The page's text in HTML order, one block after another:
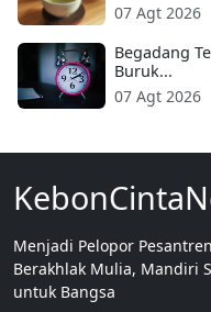
07 Agt 2026
Begadang
Buruk...
07 Agt 2026
Menjadi Pelopor
Berakhlak Mulia, Mandiri
untuk Bangsa